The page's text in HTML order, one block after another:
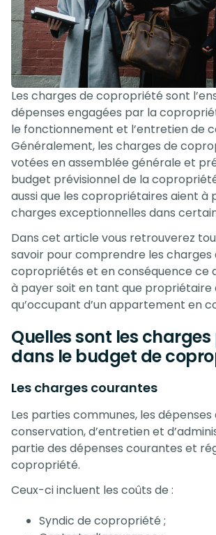
Les charges de copropriété sont
dépenses engagées par la
le fonctionnement et l’entretien de
Généralement, les charges de
votées en assemblée générale et
budget prévisionnel de la
aussi que les copropriétaires aient à
charges exceptionnelles dans
Dans cet article vous retrouverez
savoir pour comprendre les charges
copropriétés et en conséquence ce
à payer soit en tant que
qu’occupant d’un appartement en
Quelles sont les
dans le budget de
Les charges courantes
Les parties communes, les dépenses
conservation, d’entretien et
partie des dépenses courantes et
copropriété.
Ceux-ci incluent les coûts de :
Syndic de copropriété ;